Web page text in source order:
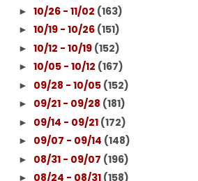
► 10/26 - 11/02 (163)
► 10/19 - 10/26 (151)
► 10/12 - 10/19 (152)
► 10/05 - 10/12 (167)
► 09/28 - 10/05 (152)
► 09/21 - 09/28 (181)
► 09/14 - 09/21 (172)
► 09/07 - 09/14 (148)
► 08/31 - 09/07 (196)
► 08/24 - 08/31 (158)